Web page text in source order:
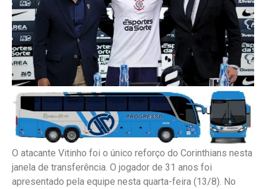
O atacante Vitinho foi o único reforço do Corinthians nesta
janela de transferência. O jogador de 31 anos foi
apresentado pela equipe nesta quarta-feira (13/8). No